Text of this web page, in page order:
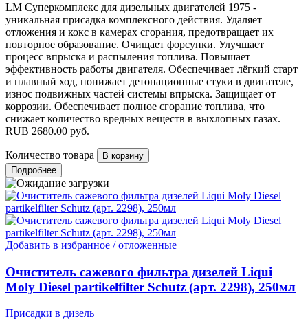
LM Суперкомплекс для дизельных двигателей 1975 -
уникальная присадка комплексного действия. Удаляет
отложения и кокс в камерах сгорания, предотвращает их
повторное образование. Очищает форсунки. Улучшает
процесс впрыска и распыления топлива. Повышает
эффективность работы двигателя. Обеспечивает лёгкий старт
и плавный ход, понижает детонационные стуки в двигателе,
износ подвижных частей системы впрыска. Защищает от
коррозии. Обеспечивает полное сгорание топлива, что
снижает количество вредных веществ в выхлопных газах.
RUB 2680.00 руб.
Количество товара
Подробнее
Добавить в избранное / отложенные
Очиститель сажевого фильтра дизелей Liqui
Moly Diesel partikelfilter Schutz (арт. 2298), 250мл
Присадки в дизель